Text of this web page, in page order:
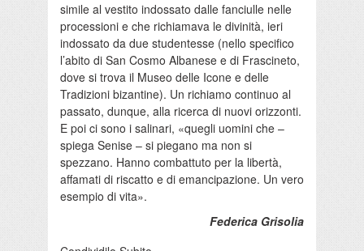
simile al vestito indossato dalle fanciulle nelle
processioni e che richiamava le divinità, ieri
indossato da due studentesse (nello specifico
l’abito di San Cosmo Albanese e di Frascineto,
dove si trova il Museo delle Icone e delle
Tradizioni bizantine). Un richiamo continuo al
passato, dunque, alla ricerca di nuovi orizzonti.
E poi ci sono i salinari, «quegli uomini che –
spiega Senise – si piegano ma non si
spezzano. Hanno combattuto per la libertà,
affamati di riscatto e di emancipazione. Un vero
esempio di vita».
Federica Grisolia